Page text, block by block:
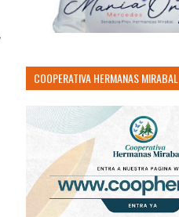
COOPERATIVA HERMANAS MIRABAL